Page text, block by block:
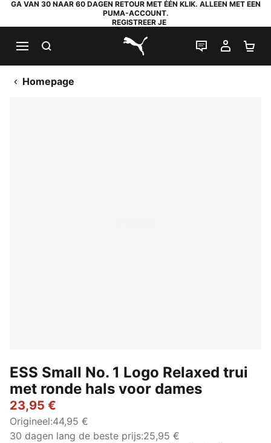
GA VAN 30 NAAR 60 DAGEN RETOUR MET ÉÉN KLIK. ALLEEN MET EEN
PUMA-ACCOUNT.
REGISTREER JE
PUMA.com
LIVE CHAT
MIJN
Homepage
ESS Small No. 1 Logo Relaxed trui
met ronde hals voor dames
23,95 €
Origineel:44,95 €
30 dagen lang de beste prijs:25,95 €